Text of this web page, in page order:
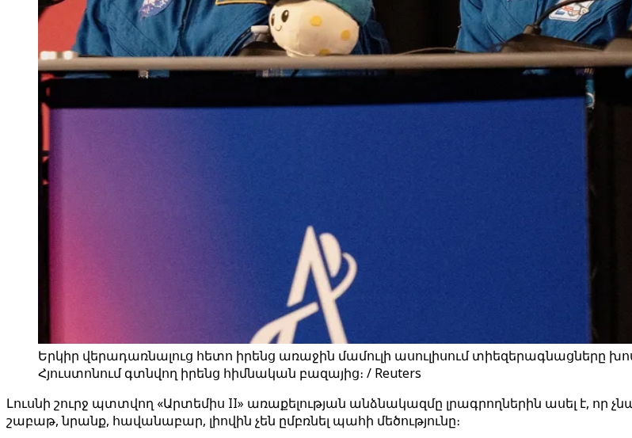
Երկիր վերադառնալուց հետո իրենց առաջին մամուլի ասուլիսում տիեզերագնացները
Հյուստոնում գտնվող իրենց հիմնական բազայից։ / Reuters
Լուսնի շուրջ պտտվող «Արտեմիս II» առաքելության անձնակազմը լրագրողներին ասել է, որ
շաբաթ, նրանք, հավանաբար, լիովին չեն ըմբռնել պահի մեծությունը։